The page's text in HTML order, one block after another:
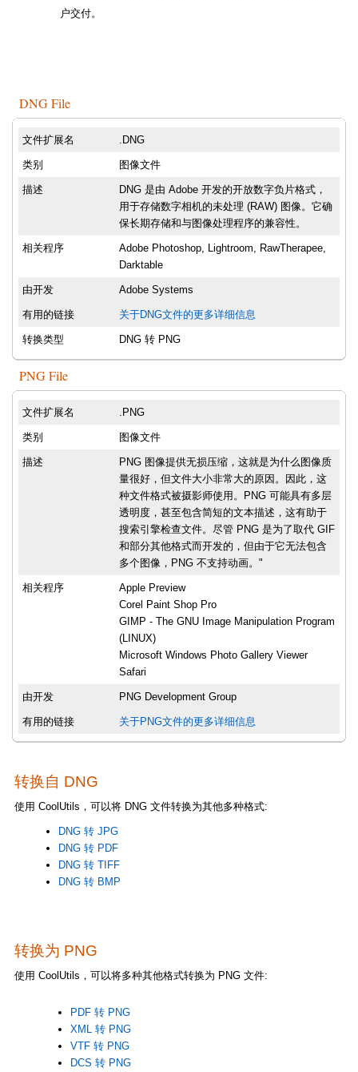
户交付。
DNG File
文件扩展名 .DNG
类别 图像文件
描述
DNG 是由 Adobe 开发的开放数字负片格式，
用于存储数字相机的未处理 (RAW) 图像。它确
保长期存储和与图像处理程序的兼容性。
相关程序
Adobe Photoshop, Lightroom, RawTherapee,
Darktable
由开发 Adobe Systems
有用的链接 关于DNG文件的更多详细信息
转换类型 DNG 转 PNG
PNG File
文件扩展名 .PNG
类别 图像文件
描述
PNG 图像提供无损压缩，这就是为什么图像质
量很好，但文件大小非常大的原因。因此，这
种文件格式被摄影师使用。PNG 可能具有多层
透明度，甚至包含简短的文本描述，这有助于
搜索引擎检查文件。尽管 PNG 是为了取代 GIF
和部分其他格式而开发的，但由于它无法包含
多个图像，PNG 不支持动画。"
相关程序
Apple Preview
Corel Paint Shop Pro
GIMP - The GNU Image Manipulation Program
(LINUX)
Microsoft Windows Photo Gallery Viewer
Safari
由开发 PNG Development Group
有用的链接 关于PNG文件的更多详细信息
转换自 DNG
使用 CoolUtils，可以将 DNG 文件转换为其他多种格式:
DNG 转 JPG
DNG 转 PDF
DNG 转 TIFF
DNG 转 BMP
转换为 PNG
使用 CoolUtils，可以将多种其他格式转换为 PNG 文件:
PDF 转 PNG
XML 转 PNG
VTF 转 PNG
DCS 转 PNG